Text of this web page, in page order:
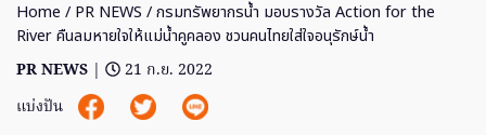
Home / PR NEWS / กรมทรัพยากรน้ำ มอบรางวัล Action for the
River คืนลมหายใจให้แม่น้ำคูคลอง ชวนคนไทยใส่ใจอนุรักษ์น้ำ
PR NEWS |
21 ก.ย. 2022
แบ่งปัน